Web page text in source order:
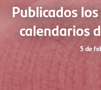
Publicados
calendarios
5 de